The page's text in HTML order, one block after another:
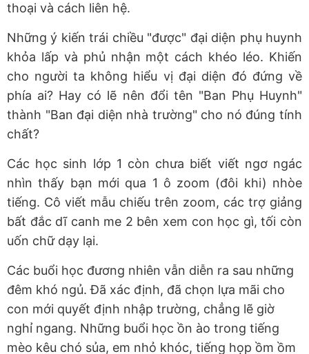
thoại và cách liên hệ.
Những ý kiến trái chiều "được" đại diện phụ huynh
khỏa lấp và phủ nhận một cách khéo léo. Khiến
cho người ta không hiểu vị đại diện đó đứng về
phía ai? Hay có lẽ nên đổi tên "Ban Phụ Huynh"
thành "Ban đại diện nhà trường" cho nó đúng tính
chất?
Các học sinh lớp 1 còn chưa biết viết ngơ ngác
nhìn thấy bạn mới qua 1 ô zoom (đôi khi) nhòe
tiếng. Cô viết mẫu chiếu trên zoom, các trợ giảng
bất đắc dĩ canh me 2 bên xem con học gì, tối còn
uốn chữ dạy lại.
Các buổi học đương nhiên vẫn diễn ra sau những
đêm khó ngủ. Đã xác định, đã chọn lựa mãi cho
con mới quyết định nhập trường, chẳng lẽ giờ
nghỉ ngang. Những buổi học ồn ào trong tiếng
mèo kêu chó sủa, em nhỏ khóc, tiếng họp ồm ồm